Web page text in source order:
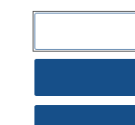
©2026